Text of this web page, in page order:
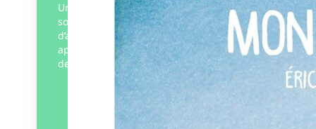
Une petite fille raconte, comme feuilletant
son album photo, une tendre histoire
d’amitié et de partage avec son chien
après la disparition de ce dernier. À partir
de…
Beurre Salé